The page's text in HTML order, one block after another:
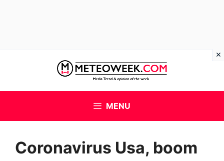
contenuto
MENU
Coronavirus Usa, boom